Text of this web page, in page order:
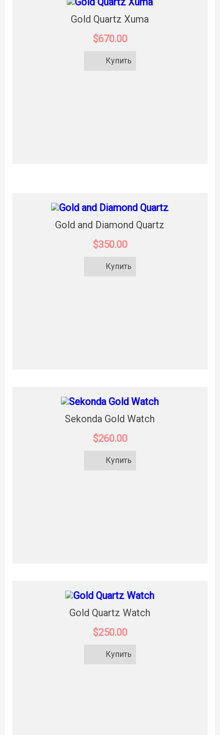
Gold Quartz Xuma
$670.00
Купить
Gold and Diamond Quartz
$350.00
Купить
Sekonda Gold Watch
$260.00
Купить
Gold Quartz Watch
$250.00
Купить